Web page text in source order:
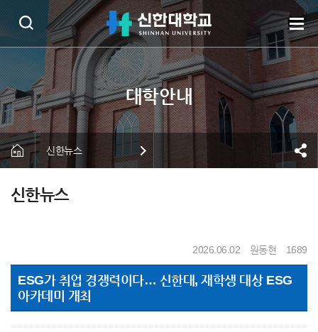
신한뉴스
신한뉴스
2026.06.02 원동현 1689
ESG가 취업 경쟁력이다… 신한대, 재학생 대상 ESG
아카데미 개최